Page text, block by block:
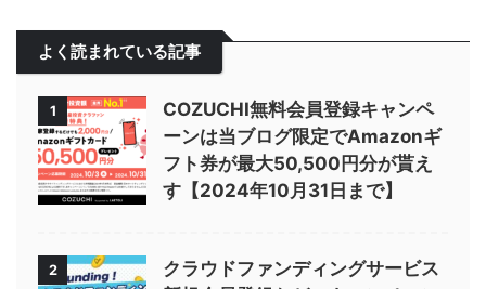
よく読まれている記事
1
COZUCHI無料会員登録キャンペ
ーンは当ブログ限定でAmazonギ
フト券が最大50,500円分が貰え
す【2024年10月31日まで】
2
クラウドファンディングサービス